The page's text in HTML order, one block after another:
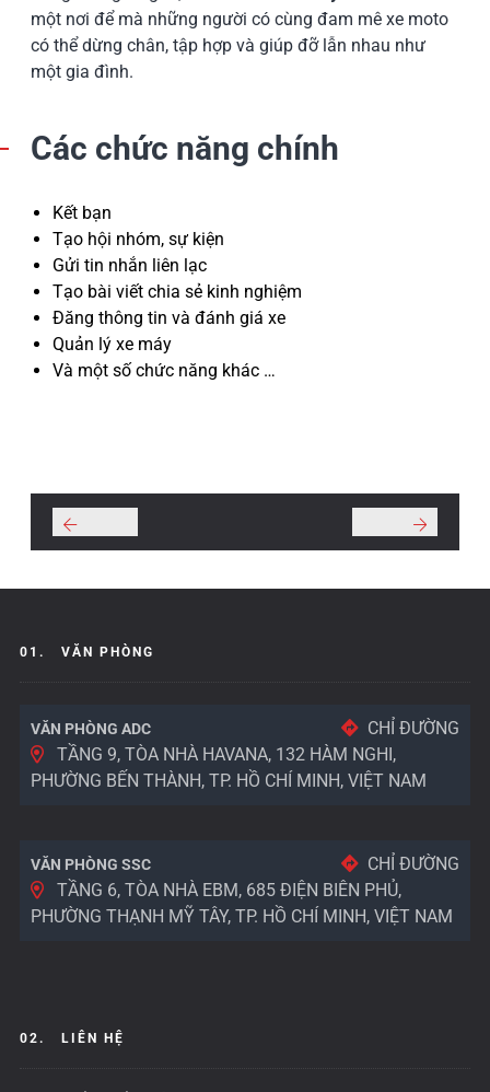
một nơi để mà những người có cùng đam mê xe moto
có thể dừng chân, tập hợp và giúp đỡ lẫn nhau như
một gia đình.
Các chức năng chính
Kết bạn
Tạo hội nhóm, sự kiện
Gửi tin nhắn liên lạc
Tạo bài viết chia sẻ kinh nghiệm
Đăng thông tin và đánh giá xe
Quản lý xe máy
Và một số chức năng khác …
01. VĂN PHÒNG
VĂN PHÒNG ADC
CHỈ ĐƯỜNG
TẦNG 9, TÒA NHÀ HAVANA, 132 HÀM NGHI,
PHƯỜNG BẾN THÀNH, TP. HỒ CHÍ MINH, VIỆT NAM
VĂN PHÒNG SSC
CHỈ ĐƯỜNG
TẦNG 6, TÒA NHÀ EBM, 685 ĐIỆN BIÊN PHỦ,
PHƯỜNG THẠNH MỸ TÂY, TP. HỒ CHÍ MINH, VIỆT NAM
02. LIÊN HỆ